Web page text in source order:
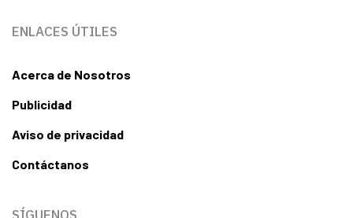
ENLACES ÚTILES
Acerca de Nosotros
Publicidad
Aviso de privacidad
Contáctanos
SÍGUENOS